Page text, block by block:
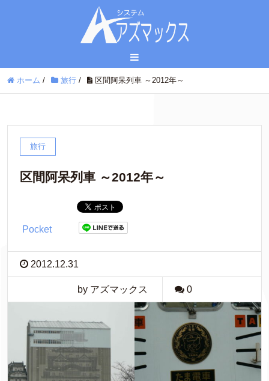
ホーム / 旅行 / 区間阿呆列車 ～2012年～
旅行
区間阿呆列車 ～2012年～
Pocket
2012.12.31
by アズマックス 0